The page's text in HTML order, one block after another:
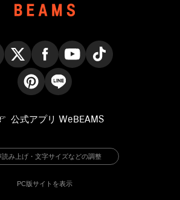
公式アプリ WeBEAMS
読み上げ・文字サイズなどの調整
PC版サイトを表示